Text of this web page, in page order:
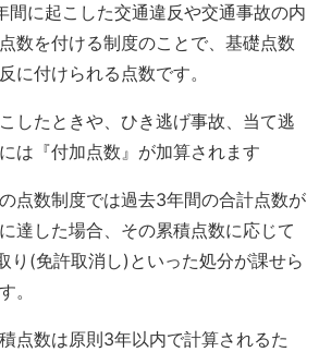
間に起こした交通違反や交通事故の内
数を付ける制度のことで、基礎点数
に付けられる点数です。
したときや、ひき逃げ事故、当て逃
は『付加点数』が加算されます
点数制度では過去3年間の合計点数が
達した場合、その累積点数に応じて
り(免許取消し)といった処分が課せら
。
点数は原則3年以内で計算されるた